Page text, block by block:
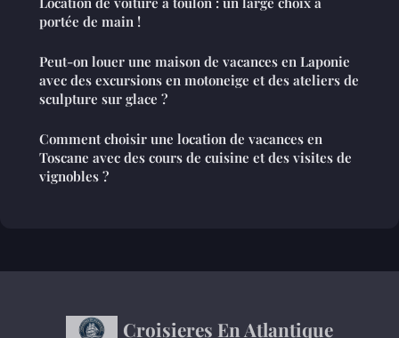
portée de main !
Peut-on louer une maison de vacances en Laponie
avec des excursions en motoneige et des ateliers de
sculpture sur glace ?
Comment choisir une location de vacances en
Toscane avec des cours de cuisine et des visites de
vignobles ?
Croisieres En Atlantique